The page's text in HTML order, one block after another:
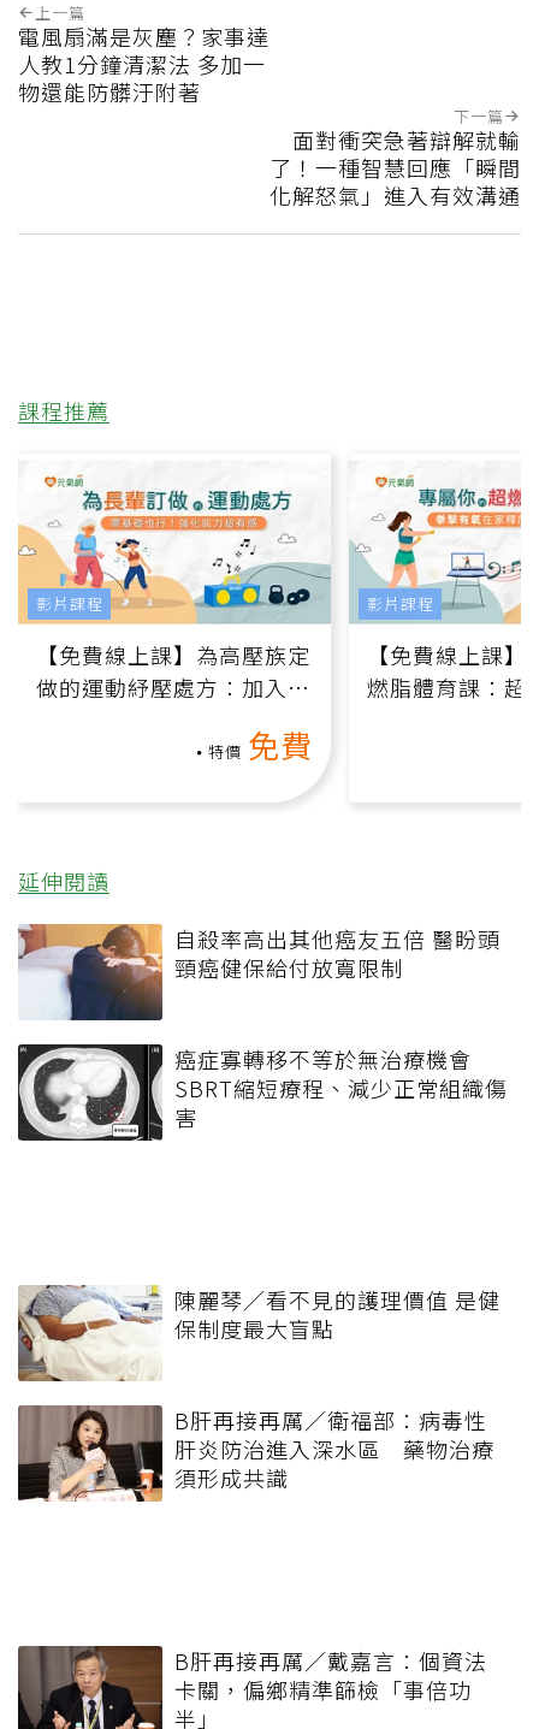
上一篇
電風扇滿是灰塵？家事達
人教1分鐘清潔法 多加一
物還能防髒汙附著
下一篇
面對衝突急著辯解就輸
了！一種智慧回應「瞬間
化解怒氣」進入有效溝通
課程推薦
【免費線上課】為高壓族定
做的運動紓壓處方：加入行
特價 免費
影片課程
【免費線上課
燃脂體育課：超
影片課程
延伸閱讀
自殺率高出其他癌友五倍 醫盼頭
頸癌健保給付放寬限制
癌症寡轉移不等於無治療機會
SBRT縮短療程、減少正常組織傷
害
陳麗琴／看不見的護理價值 是健
保制度最大盲點
B肝再接再厲／衛福部：病毒性
肝炎防治進入深水區 藥物治療
須形成共識
B肝再接再厲／戴嘉言：個資法
卡關，偏鄉精準篩檢「事倍功
半」